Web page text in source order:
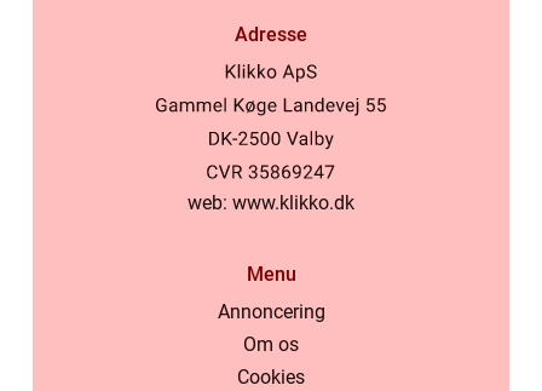
Adresse
web: www.klikko.dk
Menu
Annoncering
Om os
Cookies